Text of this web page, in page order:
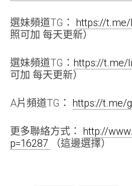
選妹頻道TG： https://
照可加 每天更新）
選妹頻道TG： https://t.me/
可加 每天更新）
A片頻道TG： https://t.me/
更多聯絡方式： http://
p=16287
（這邊選擇）